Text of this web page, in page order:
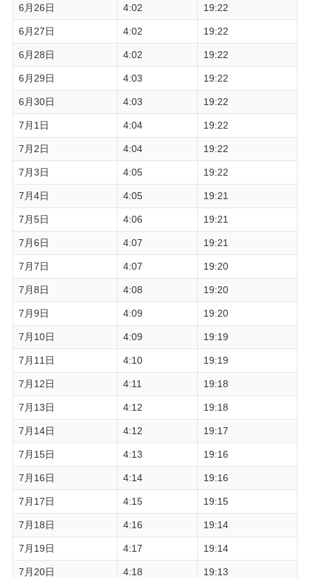
6月26日 4:02 19:22
6月27日 4:02 19:22
6月28日 4:02 19:22
6月29日 4:03 19:22
6月30日 4:03 19:22
7月1日 4:04 19:22
7月2日 4:04 19:22
7月3日 4:05 19:22
7月4日 4:05 19:21
7月5日 4:06 19:21
7月6日 4:07 19:21
7月7日 4:07 19:20
7月8日 4:08 19:20
7月9日 4:09 19:20
7月10日 4:09 19:19
7月11日 4:10 19:19
7月12日 4:11 19:18
7月13日 4:12 19:18
7月14日 4:12 19:17
7月15日 4:13 19:16
7月16日 4:14 19:16
7月17日 4:15 19:15
7月18日 4:16 19:14
7月19日 4:17 19:14
7月20日 4:18 19:13